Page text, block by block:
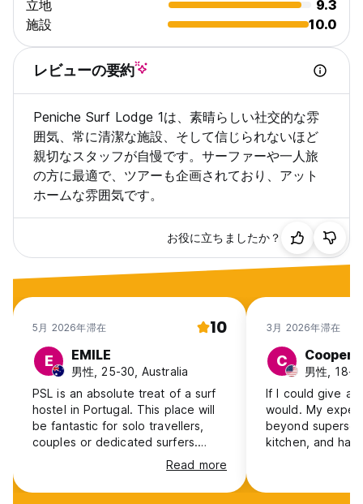
ングを提供したり、写真やビデオを撮影して旅行の分析やムービ
ーを編集したりすることもできます。必要に応じて空港送迎も提
供できます。費用については事前にお問い合わせください。そし
て可用性。
についてお知らせします。
ロッジに戻ると、無料のコンピューター、無料の Wi-Fi、ケーブ
ルテレビ、各種 DVD、ボードゲーム、書籍をすべてお楽しみいた
だけます。
新しい ！毎日午後のビーチキャンプでフィルターコーヒー、厳選
無制限の紅茶とフィルターコーヒー。
特別少額の朝食
ロッカーをご利用いただけますのでお問い合わせください。
用具をレンタルした場合、ビーチへの往復無料送迎を毎日無料で
ご利用いただけます。
バーベキューエリア
私たちは常にロッジにいるわけではないため、到着予定時刻をお
知らせください。私たちはお客様の到着をできるだけ簡単にした
いと考えています。ロッジはペニシェのバス停または法廷バス停
留所から歩いてすぐの場所にあります。指示に従って安全なキー
ロッカーに鍵を預け、待ち合わせの手配をいたします。あなたは
後で (Auto-translated from original language)
立地
9.3
施設
10.0
レビューの要約
Peniche Surf Lodge 1は、素晴らしい社交的な雰
囲気、常に清潔な施設、そして信じられないほど
親切なスタッフが自慢です。サーファーや一人旅
の方に最適で、ツアーも企画されており、アット
ホームな雰囲気です。
お役に立ちましたか？
5月 2026年滞在 10
E EMILE
男性, 25-30, Australia
PSL is an absolute treat of a surf
hostel in Portugal. This place will
be fantastic for solo travellers,
couples or dedicated surfers.
Lodge 1 has got a homely feel, is
consistently clean and the team
offers up long hours in the surf.
Read more
3月 2026年滞在
C Cooper
男性, 18-
If I could give a
would. My
beyond
kitchen, and
meet new